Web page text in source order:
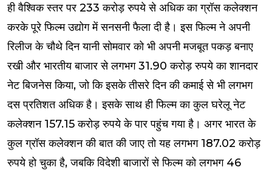
ही वैश्विक स्तर पर 233 करोड़ रुपये से अधिक का ग्रॉस कलेक्शन
करके पूरे फिल्म उद्योग में सनसनी फैला दी है। इस फिल्म ने अपनी
रिलीज के चौथे दिन यानी सोमवार को भी अपनी मजबूत पकड़ बनाए
रखी और भारतीय बाजार से लगभग 31.90 करोड़ रुपये का शानदार
नेट बिजनेस किया, जो कि इसके तीसरे दिन की कमाई से भी लगभग
दस प्रतिशत अधिक है। इसके साथ ही फिल्म का कुल घरेलू नेट
कलेक्शन 157.15 करोड़ रुपये के पार पहुंच गया है। अगर भारत के
कुल ग्रॉस कलेक्शन की बात की जाए तो यह लगभग 187.02 करोड़
रुपये हो चुका है, जबकि विदेशी बाजारों से फिल्म को लगभग 46